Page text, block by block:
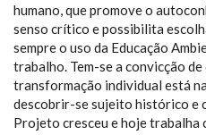
humano, que promove o
senso crítico e possibilita
sempre o uso da Educação
trabalho. Tem-se a convicção
transformação individual está
descobrir-se sujeito histórico e
Projeto cresceu e hoje